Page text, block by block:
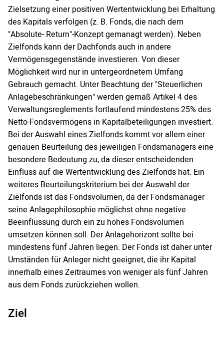
Zielsetzung einer positiven Wertentwicklung bei Erhaltung
des Kapitals verfolgen (z. B. Fonds, die nach dem
"Absolute- Return"-Konzept gemanagt werden). Neben
Zielfonds kann der Dachfonds auch in andere
Vermögensgegenstände investieren. Von dieser
Möglichkeit wird nur in untergeordnetem Umfang
Gebrauch gemacht. Unter Beachtung der "Steuerlichen
Anlagebeschränkungen" werden gemäß Artikel 4 des
Verwaltungsreglements fortlaufend mindestens 25% des
Netto-Fondsvermögens in Kapitalbeteiligungen investiert.
Bei der Auswahl eines Zielfonds kommt vor allem einer
genauen Beurteilung des jeweiligen Fondsmanagers eine
besondere Bedeutung zu, da dieser entscheidenden
Einfluss auf die Wertentwicklung des Zielfonds hat. Ein
weiteres Beurteilungskriterium bei der Auswahl der
Zielfonds ist das Fondsvolumen, da der Fondsmanager
seine Anlagephilosophie möglichst ohne negative
Beeinflussung durch ein zu hohes Fondsvolumen
umsetzen können soll. Der Anlagehorizont sollte bei
mindestens fünf Jahren liegen. Der Fonds ist daher unter
Umständen für Anleger nicht geeignet, die ihr Kapital
innerhalb eines Zeitraumes von weniger als fünf Jahren
aus dem Fonds zurückziehen wollen.
Ziel